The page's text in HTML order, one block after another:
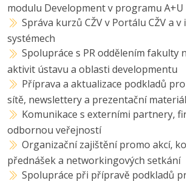
modulu Development v programu A+U
Správa kurzů CŽV v Portálu CŽV a
systémech
Spolupráce s PR oddělením fakulty
aktivit ústavu a oblasti developmentu
Příprava a aktualizace podkladů
sítě, newslettery a prezentační
Komunikace s externími partnery,
odbornou veřejností
Organizační zajištění promo akcí,
přednášek a networkingových setkání
Spolupráce při přípravě podkladů